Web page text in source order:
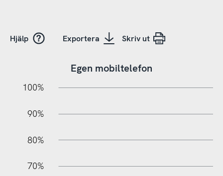
Hjälp Exportera Skriv ut
Egen mobiltelefon
100%
90%
80%
70%